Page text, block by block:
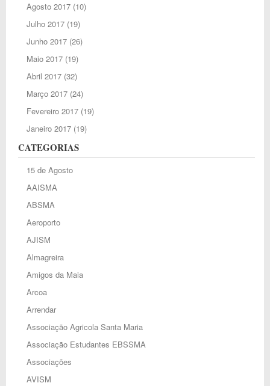
Agosto 2017(10)
Julho 2017(19)
Junho 2017(26)
Maio 2017(19)
Abril 2017(32)
Março 2017(24)
Fevereiro 2017(19)
Janeiro 2017(19)
CATEGORIAS
15 de Agosto
AAISMA
ABSMA
Aeroporto
AJISM
Almagreira
Amigos da Maia
Arcoa
Arrendar
Associação Agricola Santa Maria
Associação Estudantes EBSSMA
Associações
AVISM